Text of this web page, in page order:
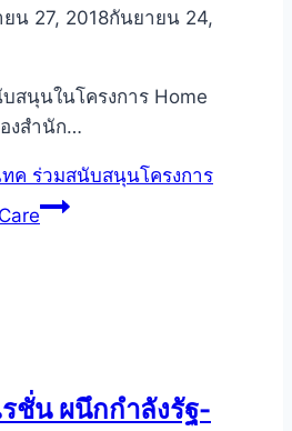
น 27, 2018กันยายน 24,
สนุนในโครงการ Home
งสำนัก…
ค ร่วมสนับสนุนโครงการ
ชั่น ผนึกกำลังรัฐ-